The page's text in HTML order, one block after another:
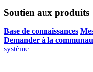
Soutien aux produits
Base de connaissances
Demander à la
système